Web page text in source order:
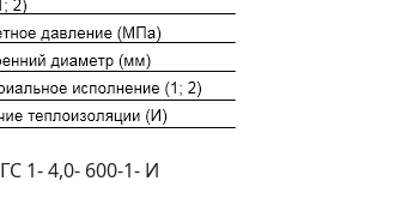
1- 4,0- 600-1- И